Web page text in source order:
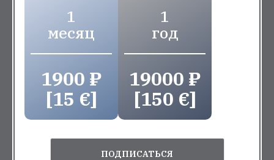
1
месяц
1900 ₽
[15 €]
1
год
19000 ₽
[150 €]
ПОДПИСАТЬСЯ